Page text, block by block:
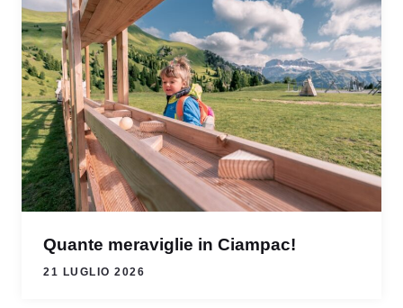
Quante meraviglie in Ciampac!
21 LUGLIO 2026